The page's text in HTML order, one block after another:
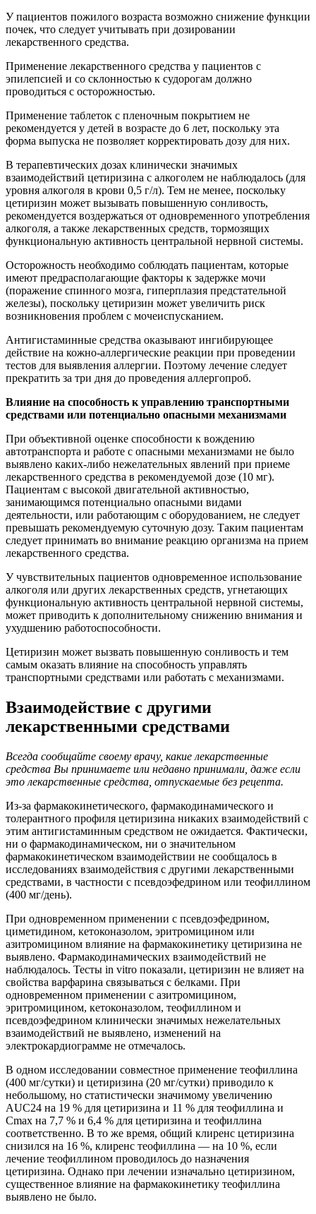
У пациентов пожилого возраста возможно снижение функции
почек, что следует учитывать при дозировании
лекарственного средства.
Применение лекарственного средства у пациентов с
эпилепсией и со склонностью к судорогам должно
проводиться с осторожностью.
Применение таблеток с пленочным покрытием не
рекомендуется у детей в возрасте до 6 лет, поскольку эта
форма выпуска не позволяет корректировать дозу для них.
В терапевтических дозах клинически значимых
взаимодействий цетиризина с алкоголем не наблюдалось (для
уровня алкоголя в крови 0,5 г/л). Тем не менее, поскольку
цетиризин может вызывать повышенную сонливость,
рекомендуется воздержаться от одновременного употребления
алкоголя, а также лекарственных средств, тормозящих
функциональную активность центральной нервной системы.
Осторожность необходимо соблюдать пациентам, которые
имеют предрасполагающие факторы к задержке мочи
(поражение спинного мозга, гиперплазия предстательной
железы), поскольку цетиризин может увеличить риск
возникновения проблем с мочеиспусканием.
Антигистаминные средства оказывают ингибирующее
действие на кожно-аллергические реакции при проведении
тестов для выявления аллергии. Поэтому лечение следует
прекратить за три дня до проведения аллергопроб.
Влияние на способность к управлению транспортными
средствами или потенциально опасными механизмами
При объективной оценке способности к вождению
автотранспорта и работе с опасными механизмами не было
выявлено каких-либо нежелательных явлений при приеме
лекарственного средства в рекомендуемой дозе (10 мг).
Пациентам с высокой двигательной активностью,
занимающимся потенциально опасными видами
деятельности, или работающим с оборудованием, не следует
превышать рекомендуемую суточную дозу. Таким пациентам
следует принимать во внимание реакцию организма на прием
лекарственного средства.
У чувствительных пациентов одновременное использование
алкоголя или других лекарственных средств, угнетающих
функциональную активность центральной нервной системы,
может приводить к дополнительному снижению внимания и
ухудшению работоспособности.
Цетиризин может вызвать повышенную сонливость и тем
самым оказать влияние на способность управлять
транспортными средствами или работать с механизмами.
Взаимодействие с другими
лекарственными средствами
Всегда сообщайте своему врачу, какие лекарственные
средства Вы принимаете или недавно принимали, даже если
это лекарственные средства, отпускаемые без рецепта.
Из-за фармакокинетического, фармакодинамического и
толерантного профиля цетиризина никаких взаимодействий с
этим антигистаминным средством не ожидается. Фактически,
ни о фармакодинамическом, ни о значительном
фармакокинетическом взаимодействии не сообщалось в
исследованиях взаимодействия с другими лекарственными
средствами, в частности с псевдоэфедрином или теофиллином
(400 мг/день).
При одновременном применении с псевдоэфедрином,
циметидином, кетоконазолом, эритромицином или
азитромицином влияние на фармакокинетику цетиризина не
выявлено. Фармакодинамических взаимодействий не
наблюдалось. Тесты in vitro показали, цетиризин не влияет на
свойства варфарина связываться с белками. При
одновременном применении с азитромицином,
эритромицином, кетоконазолом, теофиллином и
псевдоэфедрином клинически значимых нежелательных
взаимодействий не выявлено, изменений на
электрокардиограмме не отмечалось.
В одном исследовании совместное применение теофиллина
(400 мг/сутки) и цетиризина (20 мг/сутки) приводило к
небольшому, но статистически значимому увеличению
AUC24 на 19 % для цетиризина и 11 % для теофиллина и
Сmах на 7,7 % и 6,4 % для цетиризина и теофиллина
соответственно. В то же время, общий клиренс цетиризина
снизился на 16 %, клиренс теофиллина — на 10 %, если
лечение теофиллином проводилось до назначения
цетиризина. Однако при лечении изначально цетиризином,
существенное влияние на фармакокинетику теофиллина
выявлено не было.